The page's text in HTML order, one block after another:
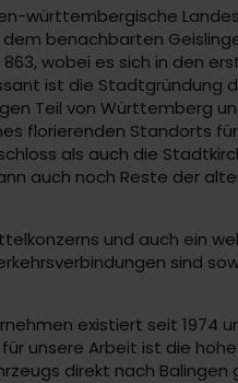
württembergische
benachbarten
wobei es sich in den
ist die Stadtgründung
Teil von Württemberg
florierenden Standorts
als auch die
auch noch Reste der
und auch ein
sind
existiert seit 1974
unsere Arbeit ist die
direkt nach Balingen